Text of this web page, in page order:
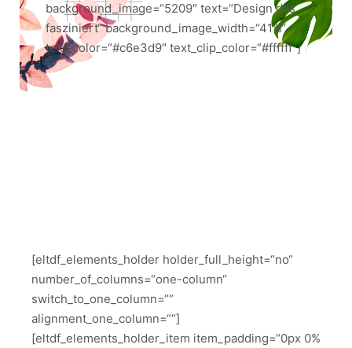
background_image=“5209″ text=“Design das
fasziniert“ background_image_width=“41%“
text_color=“#c6e3d9″ text_clip_color=“#ffffff“]
[eltdf_elements_holder holder_full_height=“no“
number_of_columns=“one-column“
switch_to_one_column=““
alignment_one_column=““]
[eltdf_elements_holder_item item_padding=“0px 0%